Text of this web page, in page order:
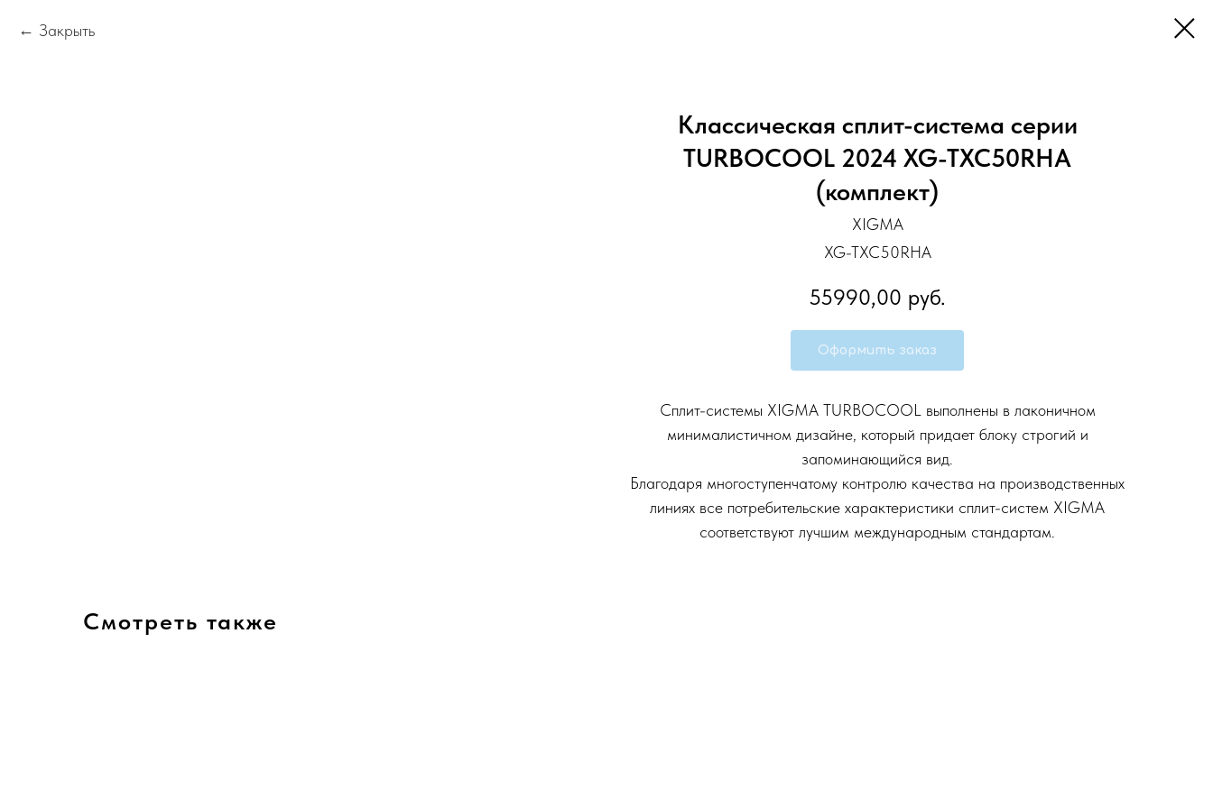
Закрыть
Классическая сплит-система серии
TURBOCOOL 2024 XG-TXC50RHA
(комплект)
XIGMA
XG-TXC50RHA
55990,00 руб.
Оформить заказ
Сплит-системы XIGMA TURBOCOOL выполнены в лаконичном
минималистичном дизайне, который придает блоку строгий и
запоминающийся вид.
Благодаря многоступенчатому контролю качества на производственных
линиях все потребительские характеристики сплит-систем XIGMA
соответствуют лучшим международным стандартам.
Смотреть также